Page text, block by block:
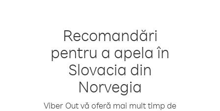
Recomandări
pentru a apela în
Slovacia din
Norvegia
Viber Out vă oferă mai mult timp de